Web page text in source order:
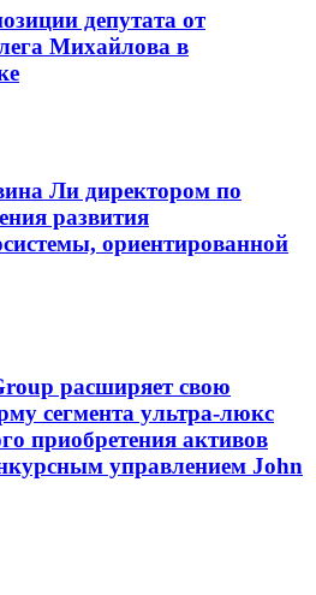
депутата от
Михайлова в
Ли директором по
развития
ориентированной
расширяет свою
сегмента ультра-люкс
приобретения активов
управлением John